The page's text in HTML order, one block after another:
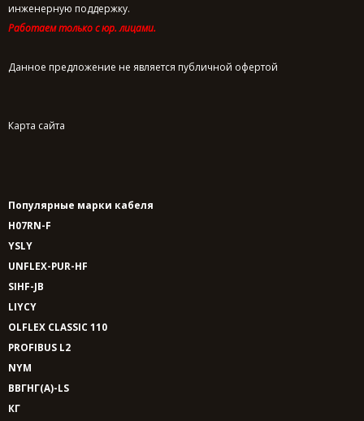
инженерную поддержку.
Работаем только с юр. лицами.
Данное предложение не является публичной офертой
Карта сайта
Популярные марки кабеля
H07RN-F
YSLY
UNFLEX-PUR-HF
SIHF-JB
LIYCY
OLFLEX CLASSIC 110
PROFIBUS L2
NYM
ВВГНГ(A)-LS
КГ